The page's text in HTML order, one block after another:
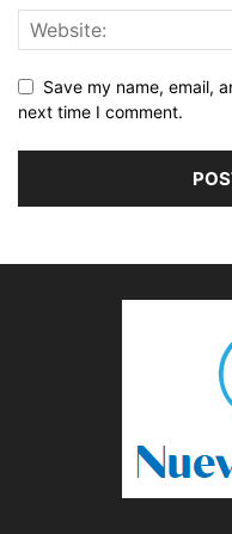
Save my name, email,
next time I comment.